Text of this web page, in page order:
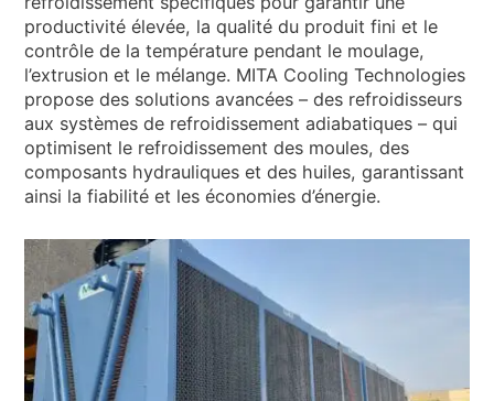
productivité élevée, la qualité du produit fini et le
contrôle de la température pendant le moulage,
l’extrusion et le mélange. MITA Cooling Technologies
propose des solutions avancées – des refroidisseurs
aux systèmes de refroidissement adiabatiques – qui
optimisent le refroidissement des moules, des
composants hydrauliques et des huiles, garantissant
ainsi la fiabilité et les économies d’énergie.